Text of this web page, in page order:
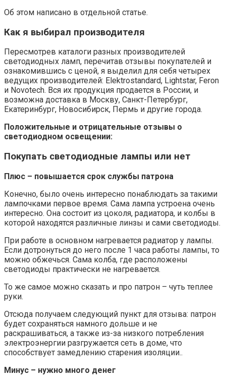
Об этом написано в отдельной статье.
Как я выбирал производителя
Пересмотрев каталоги разных производителей
светодиодных ламп, перечитав отзывы покупателей и
ознакомившись с ценой, я выделил для себя четырех
ведущих производителей: Elektrostandard, Lightstar, Feron
и Novotech. Вся их продукция продается в России, и
возможна доставка в Москву, Санкт-Петербург,
Екатеринбург, Новосибирск, Пермь и другие города.
Положительные и отрицательные отзывы о
светодиодном освещении:
Покупать светодиодные лампы или нет
Плюс – повышается срок службы патрона
Конечно, было очень интересно понаблюдать за такими
лампочками первое время. Сама лампа устроена очень
интересно. Она состоит из цоколя, радиатора, и колбы в
которой находятся различные линзы и сами светодиоды.
При работе в основном нагревается радиатор у лампы.
Если дотронуться до него после 1 часа работы лампы, то
можно обжечься. Сама колба, где расположены
светодиоды практически не нагревается.
То же самое можно сказать и про патрон – чуть теплее
руки.
Отсюда получаем следующий пункт для отзыва: патрон
будет сохраняться намного дольше и не
раскрашиваться, а также из-за низкого потребления
электроэнергии разгружается сеть в доме, что
способствует замедлению старения изоляции..
Минус – нужно много денег